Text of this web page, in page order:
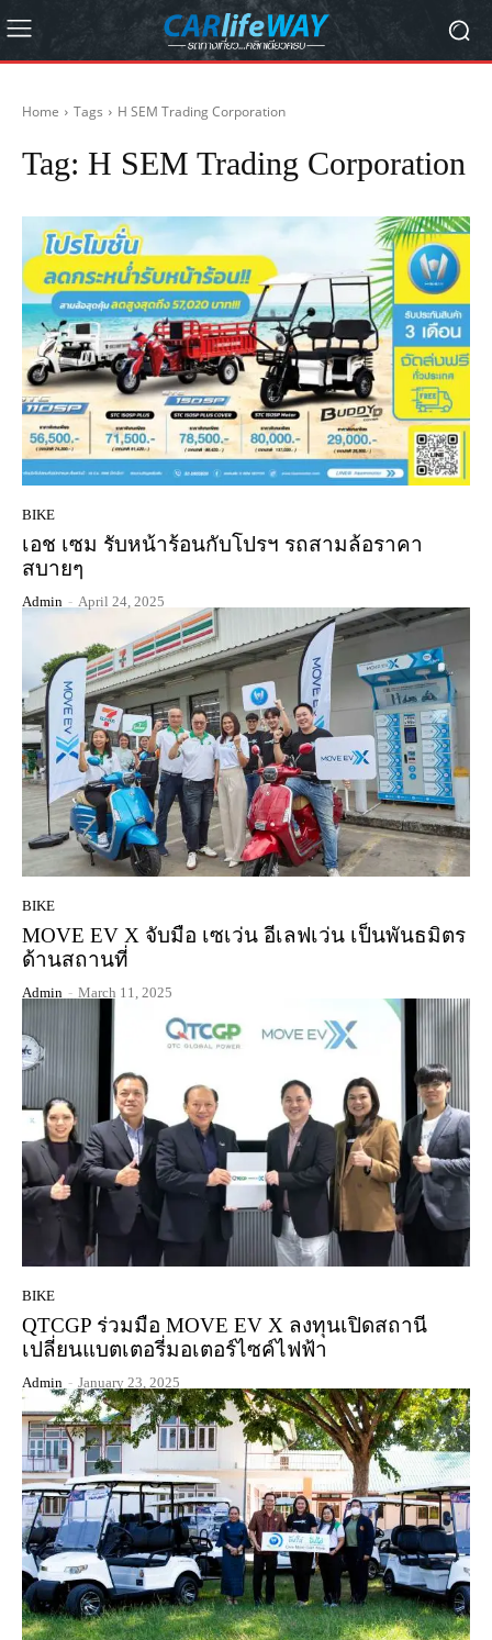
Home Tags H SEM Trading Corporation
Tag: H SEM Trading Corporation
BIKE
เอช เซม รับหน้าร้อนกับโปรฯ รถสามล้อราคา
สบายๆ
Admin - April 24, 2025
BIKE
MOVE EV X จับมือ เซเว่น อีเลฟเว่น เป็นพันธมิตร
ด้านสถานที่
Admin - March 11, 2025
BIKE
QTCGP ร่วมมือ MOVE EV X ลงทุนเปิดสถานี
เปลี่ยนแบตเตอรี่มอเตอร์ไซค์ไฟฟ้า
Admin - January 23, 2025